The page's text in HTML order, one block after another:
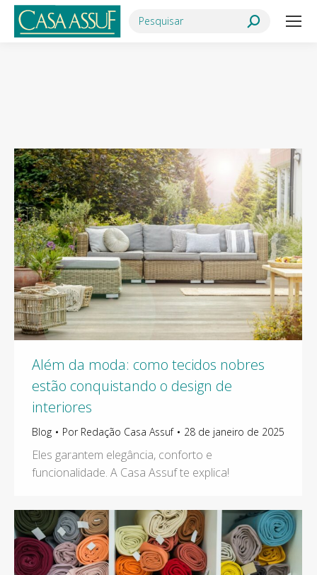
Search:
Além da moda: como tecidos nobres
estão conquistando o design de
interiores
Blog Por Redação Casa Assuf 28 de janeiro de 2025
Eles garantem elegância, conforto e
funcionalidade. A Casa Assuf te explica!